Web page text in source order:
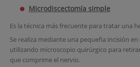
Microdiscectomía simple
Es la técnica más frecuente para tratar una
Se realiza mediante una pequeña incisión
utilizando microscopio quirúrgico para
que comprime el nervio.